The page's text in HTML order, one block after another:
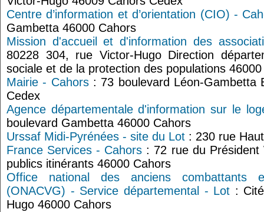
Centre d’information et d’orientation (CIO) -
Gambetta 46000 Cahors
Mission d'accueil et d'information des
80228 304, rue Victor-Hugo Direction
sociale et de la protection des populations
Mairie - Cahors: 73 boulevard Léon-Gambetta
Cedex
Agence départementale d'information sur le
boulevard Gambetta 46000 Cahors
Urssaf Midi-Pyrénées - site du Lot : 230 rue
France Services - Cahors : 72 rue du Président
publics itinérants 46000 Cahors
Office national des anciens combattants
(ONACVG) - Service départemental - Lot :
Hugo 46000 Cahors